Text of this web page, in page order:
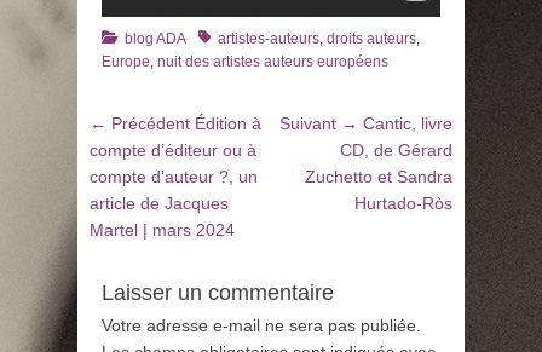
Catégories
blog ADA Tagsartistes-auteurs, droits auteurs,
Europe, nuit des artistes auteurs européens
Navigation
de
l’article
← Précédent Article
précédent
:
Édition à
compte d’éditeur ou à
compte d’auteur ?, un
article de Jacques
Martel | mars 2024
Suivant → Article
suivant
:
Cantic, livre
CD, de Gérard
Zuchetto et Sandra
Hurtado-Ròs
Laisser un commentaire
Votre adresse e-mail ne sera pas publiée.